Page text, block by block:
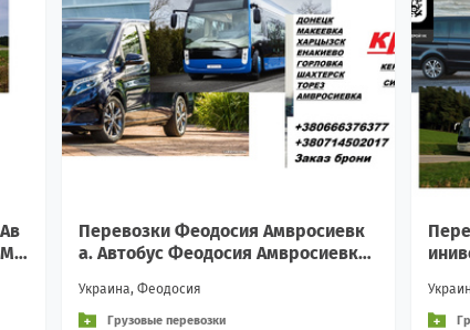
Ми
Перевозки Феодосия Амвросиевк
а. Автобус Феодосия Амвросиевка
росиевка
Украина, Феодосия
Грузовые перевозки